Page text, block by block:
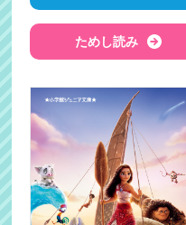
ためし読み